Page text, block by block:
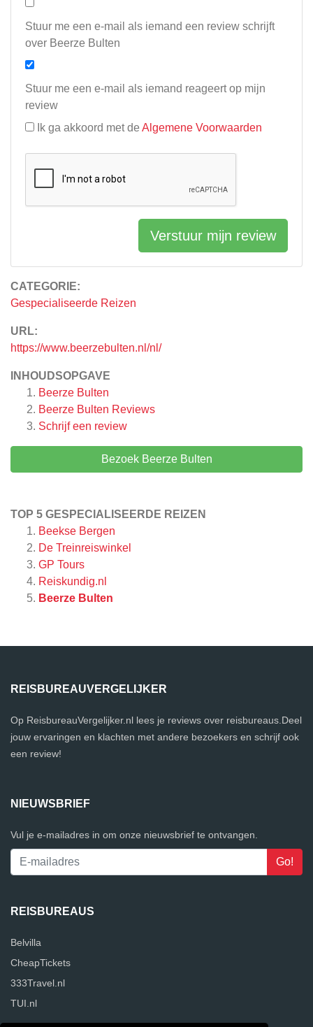
CATEGORIE:
Gespecialiseerde Reizen
URL:
https://www.beerzebulten.nl/nl/
INHOUDSOPGAVE
Beerze Bulten
Beerze Bulten Reviews
Schrijf een review
Bezoek Beerze Bulten
TOP 5 GESPECIALISEERDE REIZEN
Beekse Bergen
De Treinreiswinkel
GP Tours
Reiskundig.nl
Beerze Bulten
Stuur me een e-mail als iemand een review schrijft
over Beerze Bulten
Stuur me een e-mail als iemand reageert op mijn
review
Ik ga akkoord met de Algemene Voorwaarden
Verstuur mijn review
REISBUREAUVERGELIJKER
Op ReisbureauVergelijker.nl lees je reviews over reisbureaus.Deel
jouw ervaringen en klachten met andere bezoekers en schrijf ook
een review!
NIEUWSBRIEF
Vul je e-mailadres in om onze nieuwsbrief te ontvangen.
REISBUREAUS
Belvilla
CheapTickets
333Travel.nl
TUI.nl